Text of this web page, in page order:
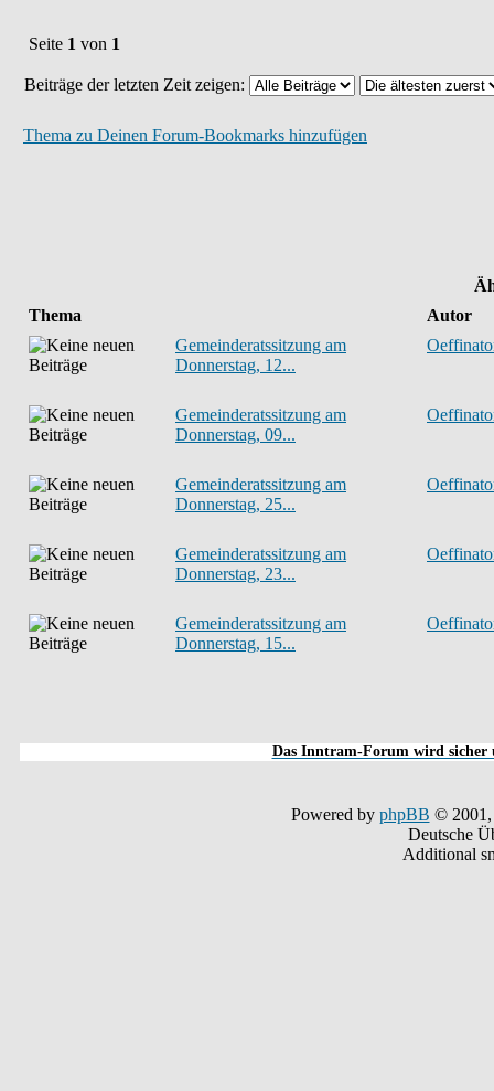
Seite 1 von 1
Beiträge der letzten Zeit zeigen:
Thema zu Deinen Forum-Bookmarks hinzufügen
Thema
Autor
Gemeinderatssitzung am
Donnerstag, 12...
Gemeinderatssitzung am
Donnerstag, 09...
Gemeinderatssitzung am
Donnerstag, 25...
Gemeinderatssitzung am
Donnerstag, 23...
Gemeinderatssitzung am
Donnerstag, 15...
Das Inntram-Forum wird sicher
Powered by phpBB © 2001,
Deutsche
Additional